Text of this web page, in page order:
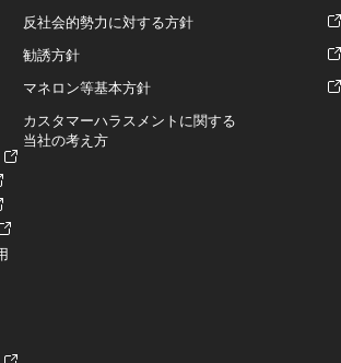
反社会的勢力に対する方針
勧誘方針
マネロン等基本方針
カスタマーハラスメントに関する
当社の考え方